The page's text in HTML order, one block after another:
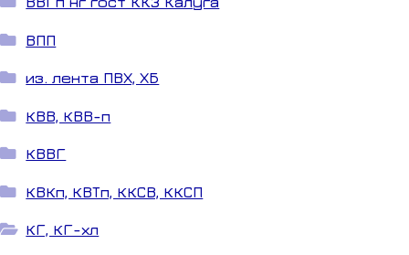
ВПП
из. лента ПВХ, ХБ
КВВ, КВВ-п
КВВГ
КВКп, КВТп, ККСВ, ККСП
КГ, КГ-хл